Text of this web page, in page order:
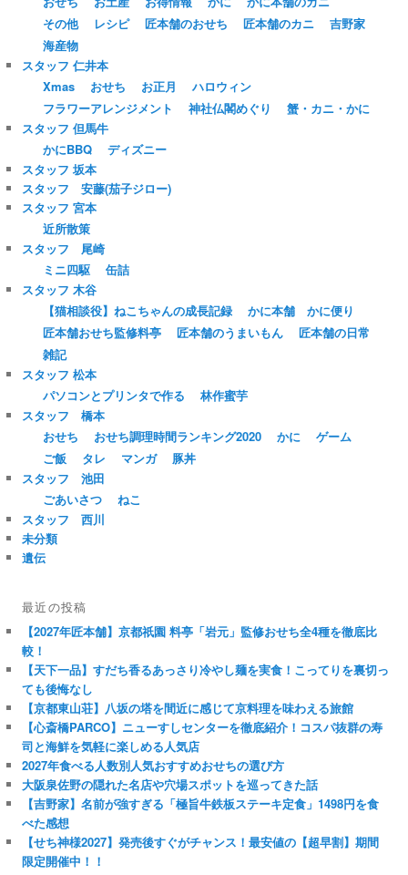
その他
レシピ 匠本舗のおせち 匠本舗のカニ
吉野家
海産物
スタッフ 仁井本
Xmas
おせち お正月
ハロウィン
フラワーアレンジメント
神社仏閣めぐり
蟹・カニ・かに
スタッフ 但馬牛
かにBBQ
ディズニー
スタッフ 坂本
スタッフ 安藤(茄子ジロー)
スタッフ 宮本
近所散策
スタッフ 尾崎
ミニ四駆
缶詰
スタッフ 木谷
【猫相談役】ねこちゃんの成長記録
かに本舗 かに便り
匠本舗おせち監修料亭
匠本舗のうまいもん
匠本舗の日常
雑記
スタッフ 松本
パソコンとプリンタで作る
林作蜜芋
スタッフ 橋本
おせち
おせち調理時間ランキング2020 かに
ゲーム
ご飯
タレ マンガ
豚丼
スタッフ 池田
ごあいさつ
ねこ
スタッフ 西川
未分類
遺伝
最近の投稿
【2027年匠本舗】京都祇園 料亭「岩元」監修おせち全4種を徹底比
較！
【天下一品】すだち香るあっさり冷やし麺を実食！こってりを裏切っ
ても後悔なし
【京都東山荘】八坂の塔を間近に感じて京料理を味わえる旅館
【心斎橋PARCO】ニューすしセンターを徹底紹介！コスパ抜群の寿
司と海鮮を気軽に楽しめる人気店
2027年食べる人数別人気おすすめおせちの選び方
大阪泉佐野の隠れた名店や穴場スポットを巡ってきた話
【吉野家】名前が強すぎる「極旨牛鉄板ステーキ定食」1498円を食
べた感想
【せち神様2027】発売後すぐがチャンス！最安値の【超早割】期間
限定開催中！！